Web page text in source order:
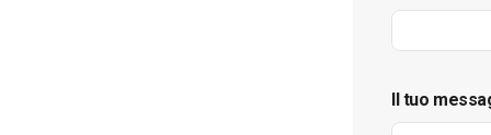
Il tuo